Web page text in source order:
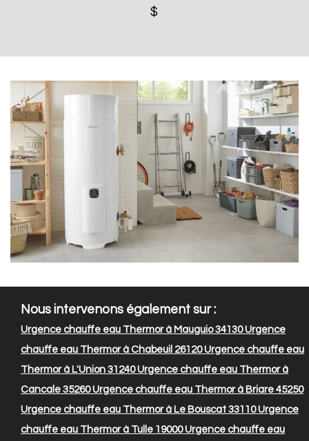
$
Nous intervenons également sur :
Urgence chauffe eau Thermor à Mauguio 34130Urgence
chauffe eau Thermor à Chabeuil 26120Urgence chauffe eau
Thermor à L'Union 31240Urgence chauffe eau Thermor à
Cancale 35260Urgence chauffe eau Thermor à Briare 45250
Urgence chauffe eau Thermor à Le Bouscat 33110Urgence
chauffe eau Thermor à Tulle 19000Urgence chauffe eau